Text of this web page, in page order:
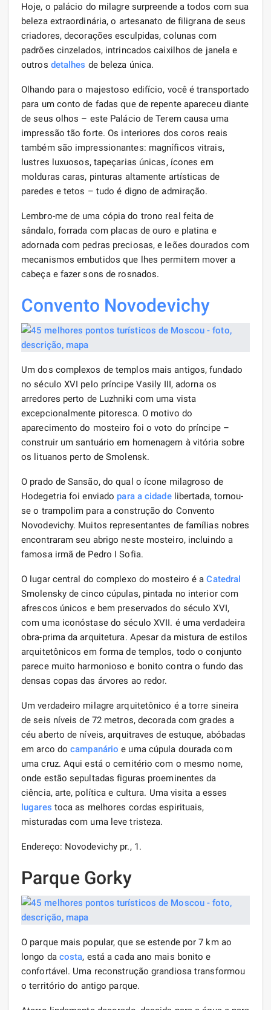
Hoje, o palácio do milagre surpreende a todos com sua
beleza extraordinária, o artesanato de filigrana de seus
criadores, decorações esculpidas, colunas com
padrões cinzelados, intrincados caixilhos de janela e
outros detalhes de beleza única.
Olhando para o majestoso edifício, você é transportado
para um conto de fadas que de repente apareceu diante
de seus olhos – este Palácio de Terem causa uma
impressão tão forte. Os interiores dos coros reais
também são impressionantes: magníficos vitrais,
lustres luxuosos, tapeçarias únicas, ícones em
molduras caras, pinturas altamente artísticas de
paredes e tetos – tudo é digno de admiração.
Lembro-me de uma cópia do trono real feita de
sândalo, forrada com placas de ouro e platina e
adornada com pedras preciosas, e leões dourados com
mecanismos embutidos que lhes permitem mover a
cabeça e fazer sons de rosnados.
Convento Novodevichy
Um dos complexos de templos mais antigos, fundado
no século XVI pelo príncipe Vasily III, adorna os
arredores perto de Luzhniki com uma vista
excepcionalmente pitoresca. O motivo do
aparecimento do mosteiro foi o voto do príncipe –
construir um santuário em homenagem à vitória sobre
os lituanos perto de Smolensk.
O prado de Sansão, do qual o ícone milagroso de
Hodegetria foi enviado para a cidadelibertada, tornou-
se o trampolim para a construção do Convento
Novodevichy. Muitos representantes de famílias nobres
encontraram seu abrigo neste mosteiro, incluindo a
famosa irmã de Pedro I Sofia.
O lugar central do complexo do mosteiro é aCatedral
Smolensky de cinco cúpulas, pintada no interior com
afrescos únicos e bem preservados do século XVI,
com uma iconóstase do século XVII. é uma verdadeira
obra-prima da arquitetura. Apesar da mistura de estilos
arquitetônicos em forma de templos, todo o conjunto
parece muito harmonioso e bonito contra o fundo das
densas copas das árvores ao redor.
Um verdadeiro milagre arquitetônico é a torre sineira
de seis níveis de 72 metros, decorada com grades a
céu aberto de níveis, arquitraves de estuque, abóbadas
em arco docampanário e uma cúpula dourada com
uma cruz. Aqui está o cemitério com o mesmo nome,
onde estão sepultadas figuras proeminentes da
ciência, arte, política e cultura. Uma visita a esses
lugares toca as melhores cordas espirituais,
misturadas com uma leve tristeza.
Endereço: Novodevichy pr., 1.
Parque Gorky
O parque mais popular, que se estende por 7 km ao
longo da costa, está a cada ano mais bonito e
confortável. Uma reconstrução grandiosa transformou
o território do antigo parque.